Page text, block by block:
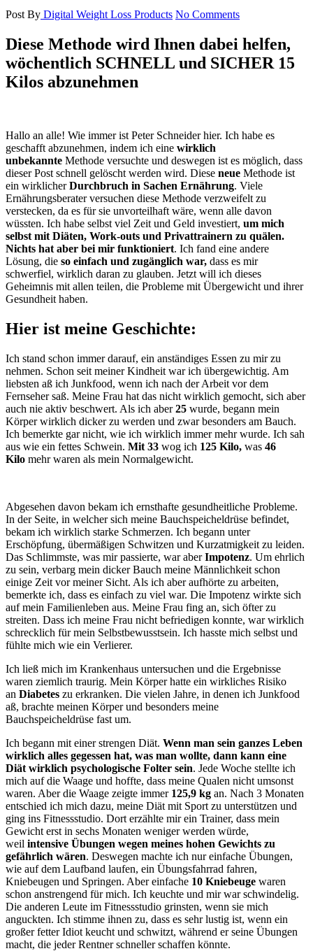
Post By Digital Weight Loss Products No Comments
Diese Methode wird Ihnen dabei helfen,
wöchentlich SCHNELL und SICHER 15
Kilos abzunehmen
Hallo an alle! Wie immer ist Peter Schneider hier. Ich habe es
geschafft abzunehmen, indem ich eine wirklich
unbekannte Methode versuchte und deswegen ist es möglich, dass
dieser Post schnell gelöscht werden wird. Diese neue Methode ist
ein wirklicherDurchbruch in Sachen Ernährung. Viele
Ernährungsberater versuchen diese Methode verzweifelt zu
verstecken, da es für sie unvorteilhaft wäre, wenn alle davon
wüssten. Ich habe selbst viel Zeit und Geld investiert, um mich
selbst mit Diäten, Work-outs und Privattrainern zu quälen.
Nichts hat aber bei mir funktioniert. Ich fand eine andere
Lösung, die so einfach und zugänglich war, dass es mir
schwerfiel, wirklich daran zu glauben. Jetzt will ich dieses
Geheimnis mit allen teilen, die Probleme mit Übergewicht und ihrer
Gesundheit haben.
Hier ist meine Geschichte:
Ich stand schon immer darauf, ein anständiges Essen zu mir zu
nehmen. Schon seit meiner Kindheit war ich übergewichtig. Am
liebsten aß ich Junkfood, wenn ich nach der Arbeit vor dem
Fernseher saß. Meine Frau hat das nicht wirklich gemocht, sich aber
auch nie aktiv beschwert. Als ich aber25 wurde, begann mein
Körper wirklich dicker zu werden und zwar besonders am Bauch.
Ich bemerkte gar nicht, wie ich wirklich immer mehr wurde. Ich sah
aus wie ein fettes Schwein. Mit 33 wog ich 125 Kilo, was 46
Kilo mehr waren als mein Normalgewicht.
Abgesehen davon bekam ich ernsthafte gesundheitliche Probleme.
In der Seite, in welcher sich meine Bauchspeicheldrüse befindet,
bekam ich wirklich starke Schmerzen. Ich begann unter
Erschöpfung, übermäßigen Schwitzen und Kurzatmigkeit zu leiden.
Das Schlimmste, was mir passierte, war aberImpotenz. Um ehrlich
zu sein, verbarg mein dicker Bauch meine Männlichkeit schon
einige Zeit vor meiner Sicht. Als ich aber aufhörte zu arbeiten,
bemerkte ich, dass es einfach zu viel war. Die Impotenz wirkte sich
auf mein Familienleben aus. Meine Frau fing an, sich öfter zu
streiten. Dass ich meine Frau nicht befriedigen konnte, war wirklich
schrecklich für mein Selbstbewusstsein. Ich hasste mich selbst und
fühlte mich wie ein Verlierer.
Ich ließ mich im Krankenhaus untersuchen und die Ergebnisse
waren ziemlich traurig. Mein Körper hatte ein wirkliches Risiko
an Diabetes zu erkranken. Die vielen Jahre, in denen ich Junkfood
aß, brachte meinen Körper und besonders meine
Bauchspeicheldrüse fast um.
Ich begann mit einer strengen Diät. Wenn man sein ganzes Leben
wirklich alles gegessen hat, was man wollte, dann kann eine
Diät wirklich psychologische Folter sein. Jede Woche stellte ich
mich auf die Waage und hoffte, dass meine Qualen nicht umsonst
waren. Aber die Waage zeigte immer 125,9 kg an. Nach 3 Monaten
entschied ich mich dazu, meine Diät mit Sport zu unterstützen und
ging ins Fitnessstudio. Dort erzählte mir ein Trainer, dass mein
Gewicht erst in sechs Monaten weniger werden würde,
weil intensive Übungen wegen meines hohen Gewichts zu
gefährlich wären. Deswegen machte ich nur einfache Übungen,
wie auf dem Laufband laufen, ein Übungsfahrrad fahren,
Kniebeugen und Springen. Aber einfache 10 Kniebeuge waren
schon anstrengend für mich. Ich keuchte und mir war schwindelig.
Die anderen Leute im Fitnessstudio grinsten, wenn sie mich
anguckten. Ich stimme ihnen zu, dass es sehr lustig ist, wenn ein
großer fetter Idiot keucht und schwitzt, während er seine Übungen
macht, die jeder Rentner schneller schaffen könnte.